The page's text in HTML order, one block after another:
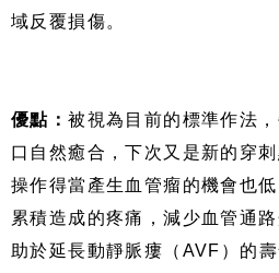
域反覆損傷。
優點：被視為目前的標準作法
口自然癒合，下次又是新的穿
操作得當產生血管瘤的機會也
累積造成的疼痛，減少血管通
助於延長動靜脈瘻（AVF）的